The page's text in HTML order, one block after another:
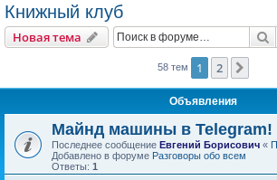
Книжный клуб
Новая тема
58 тем 1 2
Объявления
Майнд машины в Telegram!
Последнее сообщение Евгений Борисович «
Добавлено в форуме Разговоры обо всем
Ответы: 1